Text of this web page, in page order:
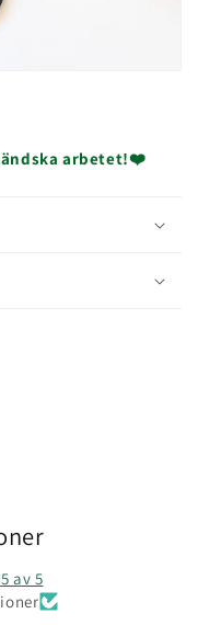
arbetet!❤️
av 5